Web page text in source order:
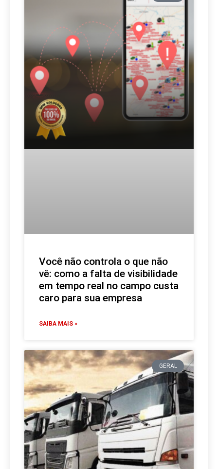
Você não controla o que não
vê: como a falta de visibilidade
em tempo real no campo custa
caro para sua empresa
SAIBA MAIS »
GERAL